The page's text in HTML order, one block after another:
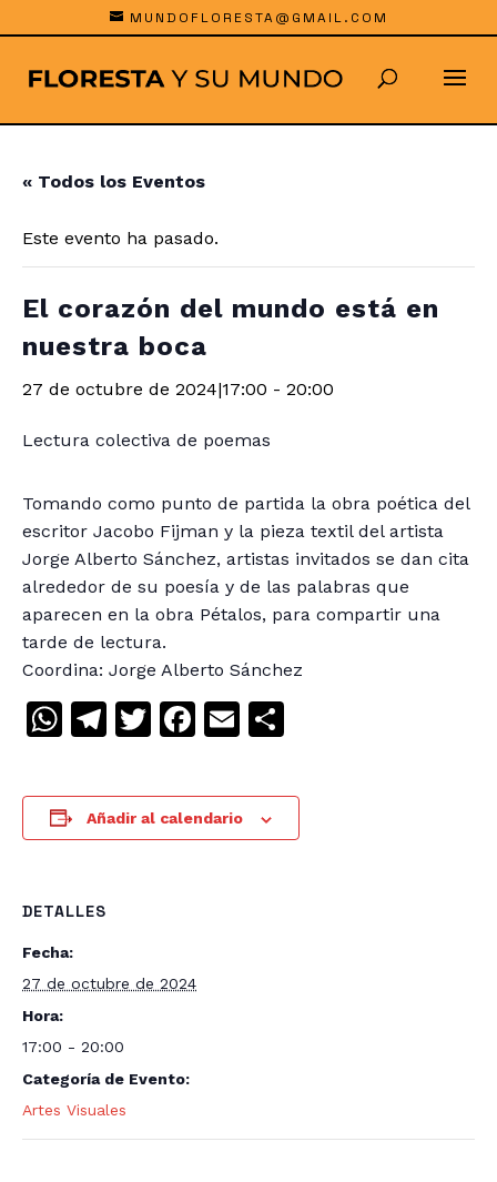
MUNDOFLORESTA@GMAIL.COM
« Todos los Eventos
Este evento ha pasado.
El corazón del mundo está en
nuestra boca
27 de octubre de 2024|17:00 - 20:00
Lectura colectiva de poemas
Tomando como punto de partida la obra poética del
escritor Jacobo Fijman y la pieza textil del artista
Jorge Alberto Sánchez, artistas invitados se dan cita
alrededor de su poesía y de las palabras que
aparecen en la obra Pétalos, para compartir una
tarde de lectura.
Coordina: Jorge Alberto Sánchez
WhatsApp
Telegram
Twitter
Facebook
Email
Añadir al calendario
DETALLES
Fecha:
27 de octubre de 2024
Hora:
17:00 - 20:00
Categoría de Evento:
Artes Visuales